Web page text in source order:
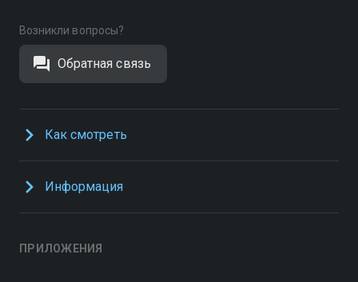
Возникли вопросы?
Обратная связь
Как смотреть
Информация
ПРИЛОЖЕНИЯ